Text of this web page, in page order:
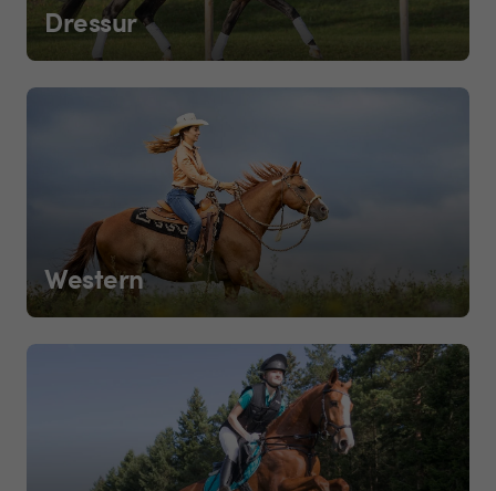
Dressur
Western